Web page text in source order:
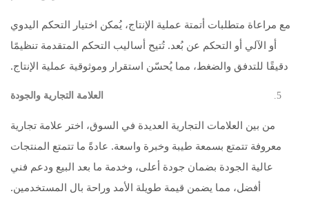
مع مراعاة متطلبات أتمتة عملية الإنتاج، يُمكن اختيار التحكم اليدوي
أو الآلي أو التحكم عن بُعد. تُتيح أساليب التحكم المتقدمة تنظيمًا
دقيقًا للتدفق والضغط، مما يُحسّن استقرار وموثوقية عملية الإنتاج.
العلامة التجارية والجودة
من بين العلامات التجارية العديدة في السوق، اختر علامة تجارية
معروفة تتمتع بسمعة طيبة وخبرة واسعة. عادةً ما تتمتع المنتجات
عالية الجودة بضمان جودة أعلى، وخدمة ما بعد البيع ودعم فني
أفضل، مما يضمن قيمة طويلة الأمد وراحة بال المستخدمين.